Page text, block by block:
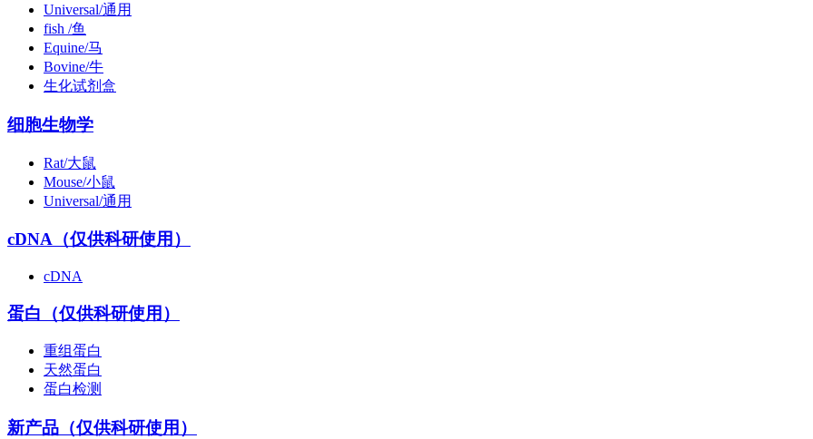
Universal/通用
fish /鱼
Equine/马
Bovine/牛
生化试剂盒
细胞生物学
Rat/大鼠
Mouse/小鼠
Universal/通用
cDNA（仅供科研使用）
cDNA
蛋白（仅供科研使用）
重组蛋白
天然蛋白
蛋白检测
新产品（仅供科研使用）